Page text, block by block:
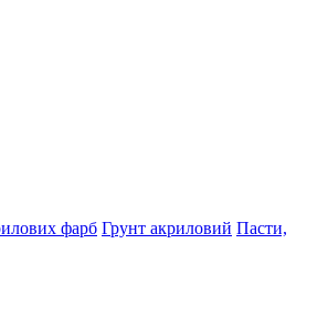
фарб Грунт акриловий Пасти,